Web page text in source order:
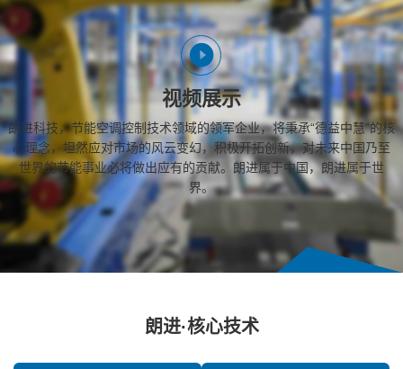
视频展示
朗进科技，节能空调控制技术领域的领军企业，将秉承“德益中慧”的核
心理念，坦然应对市场的风云变幻，积极开拓创新，对未来中国乃至
世界的节能事业必将做出应有的贡献。朗进属于中国，朗进属于世
界。
朗进·核心技术